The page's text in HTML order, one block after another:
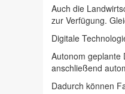
Auch die
zur Verfügung.
Digitale
Autonom geplante
anschließend
Dadurch können